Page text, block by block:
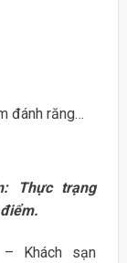
đánh răng…
Thực trạng
Khách sạn